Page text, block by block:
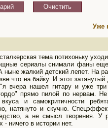
Уже
тема потихоньку
сериалы снимали фаны
ныне жалкий детский лепет. На
что на байку. И этот
вчера нашел гитару и уже три
прямо пилой по нервам. Не
вкуса и самокритичности
натянуто и скучно.
а не смысл творения. У
- ничего в истории нет.